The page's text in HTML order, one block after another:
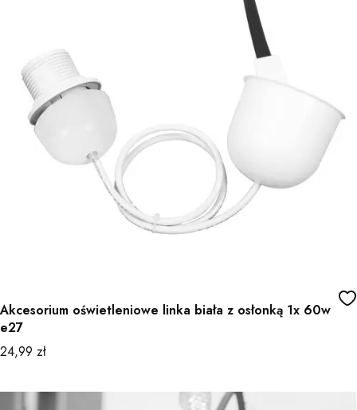
Akcesorium oświetleniowe linka biała z osłonką 1x 60w
e27
Cena
24,99 zł